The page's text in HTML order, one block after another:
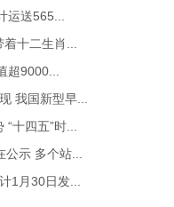
运送565...
十二生肖...
超9000...
我国新型早...
十四五”时...
示 多个站...
1月30日发...